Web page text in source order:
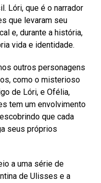
Lóri, que é o narrador
que levaram seu
e, durante a história,
vida e identidade.
outros personagens
como o misterioso
de Lóri, e Ofélia,
tem um envolvimento
que cada
seus próprios
a uma série de
de Ulisses e a